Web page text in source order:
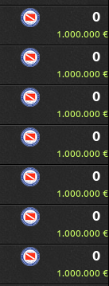
0
1.000.000 €
0
1.000.000 €
0
1.000.000 €
0
1.000.000 €
0
1.000.000 €
0
1.000.000 €
0
1.000.000 €